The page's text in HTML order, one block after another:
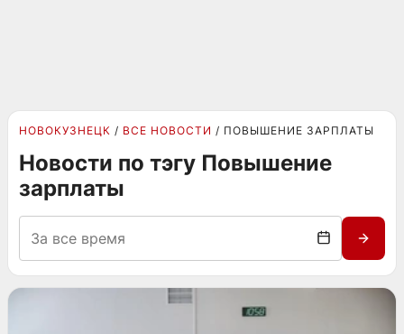
НОВОКУЗНЕЦК ВСЕ НОВОСТИ ПОВЫШЕНИЕ ЗАРПЛАТЫ
Новости по тэгу Повышение
зарплаты